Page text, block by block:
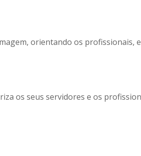
orientando os profissionais,
os seus servidores e os